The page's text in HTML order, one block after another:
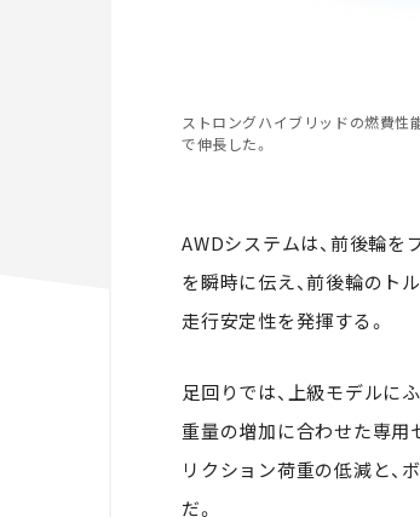
ストロングハイブリッドの燃費性
で伸長した。
AWDシステムは、前後輪
を瞬時に伝え、前後輪のト
走行安定性を発揮する。
足回りでは、上級モデルに
重量の増加に合わせた専用
リクション荷重の低減と、
だ。